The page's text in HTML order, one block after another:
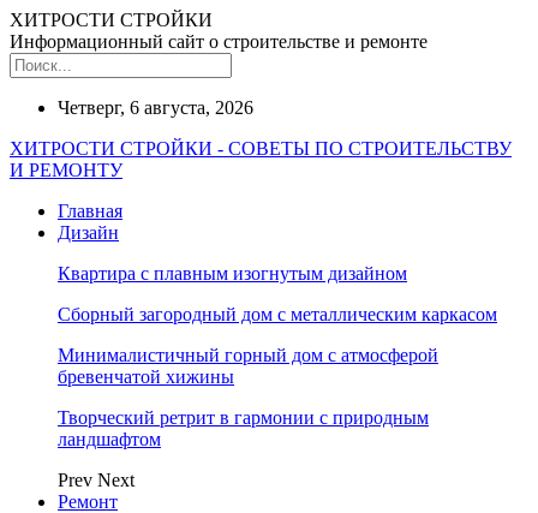
ХИТРОСТИ СТРОЙКИ
Информационный сайт о строительстве и ремонте
Четверг, 6 августа, 2026
ХИТРОСТИ СТРОЙКИ - СОВЕТЫ ПО СТРОИТЕЛЬСТВУ
И РЕМОНТУ
Главная
Дизайн
Квартира с плавным изогнутым дизайном
Сборный загородный дом с металлическим каркасом
Минималистичный горный дом с атмосферой
бревенчатой хижины
Творческий ретрит в гармонии с природным
ландшафтом
Prev Next
Ремонт